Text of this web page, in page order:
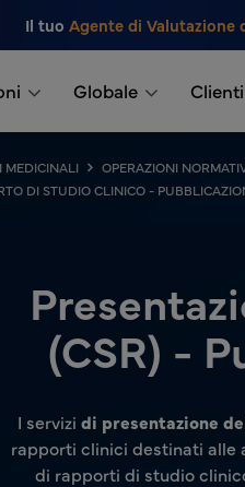
Il tuo Agente di
Globale Clienti
MEDICINALI OPERAZIONI
DI STUDIO CLINICO -
(CSR) -
I servizi di presentazione
rapporti clinici destinati alle
di rapporti di studio